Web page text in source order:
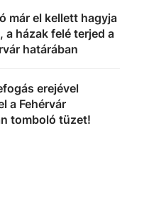
már el kellett hagyja
a házak felé terjed a
határában
erejével
a Fehérvár
tomboló tüzet!